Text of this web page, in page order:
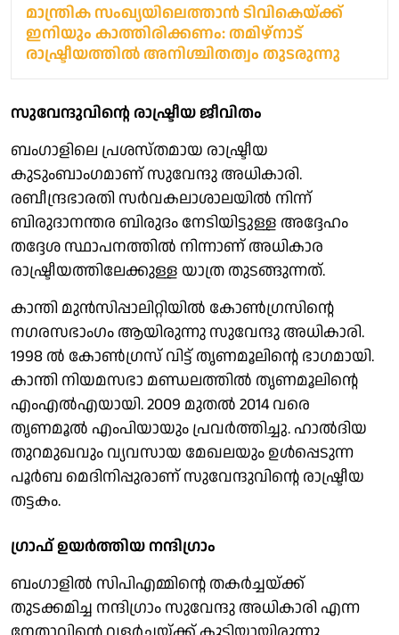
മാന്ത്രിക സംഖ്യയിലെത്താന്‍ ടിവികെയ്ക്ക്
ഇനിയും കാത്തിരിക്കണം: തമിഴ്നാട്
രാഷ്ട്രീയത്തില്‍ അനിശ്ചിതത്വം തുടരുന്നു
സുവേന്ദുവിന്റെ രാഷ്ട്രീയ ജീവിതം
ബംഗാളിലെ പ്രശസ്തമായ രാഷ്ട്രീയ
കുടുംബാംഗമാണ് സുവേന്ദു അധികാരി.
രബീന്ദ്രഭാരതി സര്‍വകലാശാലയില്‍ നിന്ന്
ബിരുദാനന്തര ബിരുദം നേടിയിട്ടുള്ള അദ്ദേഹം
തദ്ദേശ സ്ഥാപനത്തില്‍ നിന്നാണ് അധികാര
രാഷ്ട്രീയത്തിലേക്കുള്ള യാത്ര തുടങ്ങുന്നത്.
കാന്തി മുന്‍സിപ്പാലിറ്റിയില്‍ കോണ്‍ഗ്രസിന്റെ
നഗരസഭാംഗം ആയിരുന്നു സുവേന്ദു അധികാരി.
1998 ല്‍ കോണ്‍ഗ്രസ് വിട്ട് തൃണമൂലിന്റെ ഭാഗമായി.
കാന്തി നിയമസഭാ മണ്ഡലത്തില്‍ തൃണമൂലിന്റെ
എംഎല്‍എയായി. 2009 മുതല്‍ 2014 വരെ
തൃണമൂല്‍ എംപിയായും പ്രവര്‍ത്തിച്ചു. ഹാല്‍ദിയ
തുറമുഖവും വ്യവസായ മേഖലയും ഉള്‍പ്പെടുന്ന
പൂര്‍ബ മെദിനിപ്പുരാണ് സുവേന്ദുവിന്റെ രാഷ്ട്രീയ
തട്ടകം.
ഗ്രാഫ് ഉയര്‍ത്തിയ നന്ദിഗ്രാം
ബംഗാളില്‍ സിപിഎമ്മിന്റെ തകര്‍ച്ചയ്ക്ക്
തുടക്കമിച്ച നന്ദിഗ്രാം സുവേന്ദു അധികാരി എന്ന